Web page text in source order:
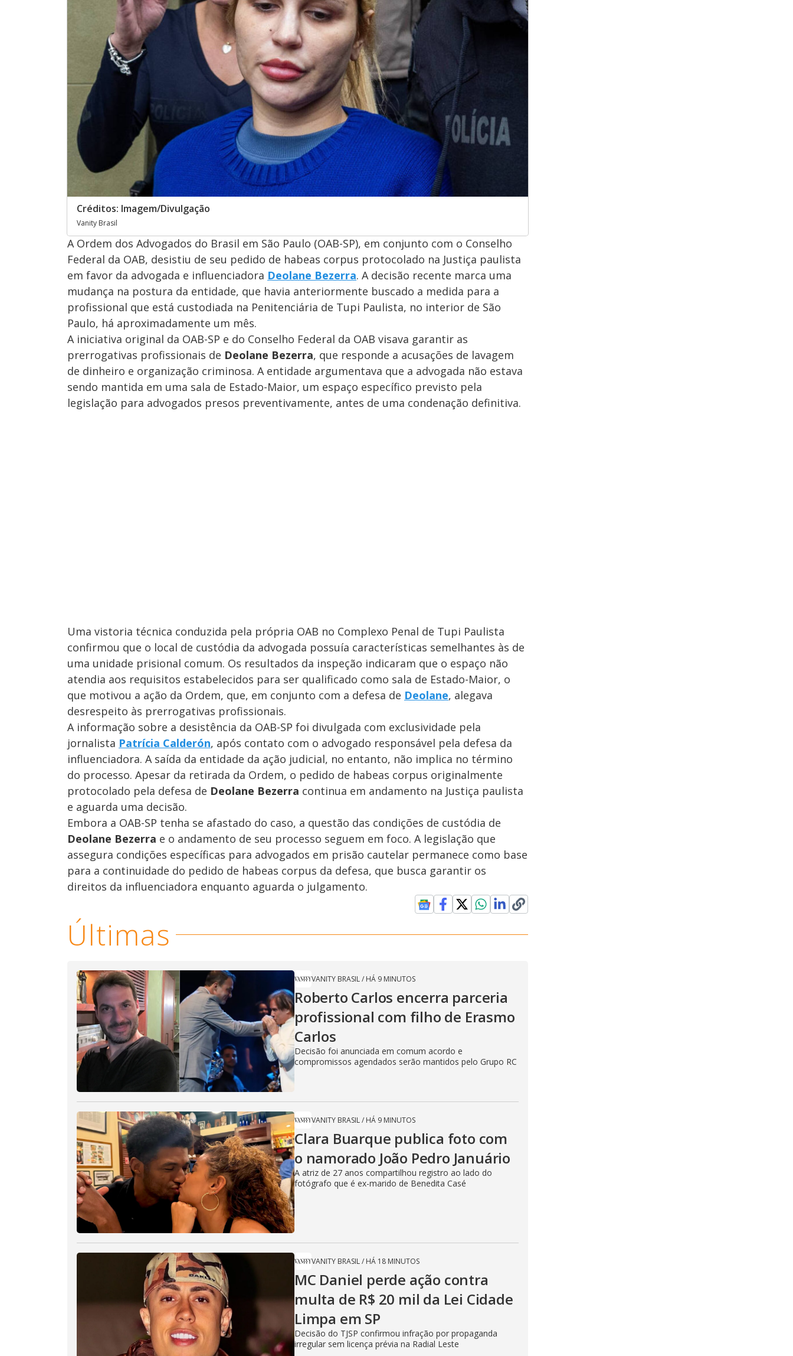
Créditos: Imagem/Divulgação
Vanity Brasil
A Ordem dos Advogados do Brasil em São Paulo (OAB-SP), em conjunto com o Conselho
Federal da OAB, desistiu de seu pedido de habeas corpus protocolado na Justiça paulista
em favor da advogada e influenciadora Deolane Bezerra. A decisão recente marca uma
mudança na postura da entidade, que havia anteriormente buscado a medida para a
profissional que está custodiada na Penitenciária de Tupi Paulista, no interior de São
Paulo, há aproximadamente um mês.
A iniciativa original da OAB-SP e do Conselho Federal da OAB visava garantir as
prerrogativas profissionais de Deolane Bezerra, que responde a acusações de lavagem
de dinheiro e organização criminosa. A entidade argumentava que a advogada não estava
sendo mantida em uma sala de Estado-Maior, um espaço específico previsto pela
legislação para advogados presos preventivamente, antes de uma condenação definitiva.
Uma vistoria técnica conduzida pela própria OAB no Complexo Penal de Tupi Paulista
confirmou que o local de custódia da advogada possuía características semelhantes às de
uma unidade prisional comum. Os resultados da inspeção indicaram que o espaço não
atendia aos requisitos estabelecidos para ser qualificado como sala de Estado-Maior, o
que motivou a ação da Ordem, que, em conjunto com a defesa de Deolane, alegava
desrespeito às prerrogativas profissionais.
A informação sobre a desistência da OAB-SP foi divulgada com exclusividade pela
jornalista Patrícia Calderón, após contato com o advogado responsável pela defesa da
influenciadora. A saída da entidade da ação judicial, no entanto, não implica no término
do processo. Apesar da retirada da Ordem, o pedido de habeas corpus originalmente
protocolado pela defesa de Deolane Bezerra continua em andamento na Justiça paulista
e aguarda uma decisão.
Embora a OAB-SP tenha se afastado do caso, a questão das condições de custódia de
Deolane Bezerra e o andamento de seu processo seguem em foco. A legislação que
assegura condições específicas para advogados em prisão cautelar permanece como base
para a continuidade do pedido de habeas corpus da defesa, que busca garantir os
direitos da influenciadora enquanto aguarda o julgamento.
Últimas
VANITY BRASIL/ HÁ 9 MINUTOS
Roberto Carlos encerra parceria
profissional com filho de Erasmo
Carlos
Decisão foi anunciada em comum acordo e
compromissos agendados serão mantidos pelo Grupo RC
VANITY BRASIL/ HÁ 9 MINUTOS
Clara Buarque publica foto com
o namorado João Pedro Januário
A atriz de 27 anos compartilhou registro ao lado do
fotógrafo que é ex-marido de Benedita Casé
VANITY BRASIL/ HÁ 18 MINUTOS
MC Daniel perde ação contra
multa de R$ 20 mil da Lei Cidade
Limpa em SP
Decisão do TJSP confirmou infração por propaganda
irregular sem licença prévia na Radial Leste